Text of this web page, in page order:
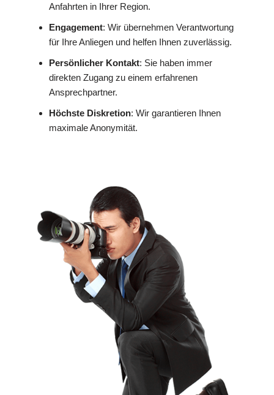
Anfahrten in Ihrer Region.
Engagement: Wir übernehmen Verantwortung
für Ihre Anliegen und helfen Ihnen zuverlässig.
Persönlicher Kontakt: Sie haben immer
direkten Zugang zu einem erfahrenen
Ansprechpartner.
Höchste Diskretion: Wir garantieren Ihnen
maximale Anonymität.